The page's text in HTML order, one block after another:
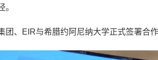
。
、EIR与希腊约阿尼纳大学正式签署合作